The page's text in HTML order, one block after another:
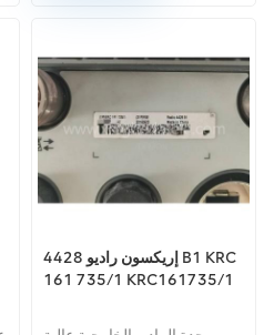
WD2DUBBPf100 UBBPf1
UBBPf0 هواوي
WD22UBBPem 024CFA1
UBBPem هواوي UBBPFW1
هواوي QCU1UBRI 030529
WD2DUBBPE200
03057153 UBPe2 هواوي
WD2DUBBPE400
03057155 UBPe4 هواوي
إريكسون راديو 4428 B1 KRC
161 735/1 KRC161735/1